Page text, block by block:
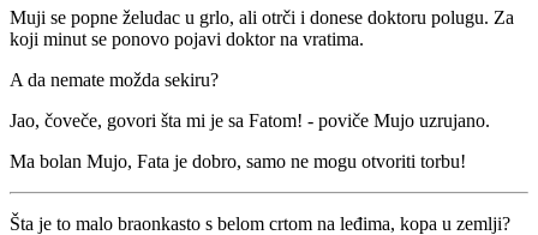
Muji se popne želudac u grlo, ali otrči i donese doktoru polugu. Za
koji minut se ponovo pojavi doktor na vratima.
A da nemate možda sekiru?
Jao, čoveče, govori šta mi je sa Fatom! - poviče Mujo uzrujano.
Ma bolan Mujo, Fata je dobro, samo ne mogu otvoriti torbu!
Šta je to malo braonkasto s belom crtom na leđima, kopa u zemlji?